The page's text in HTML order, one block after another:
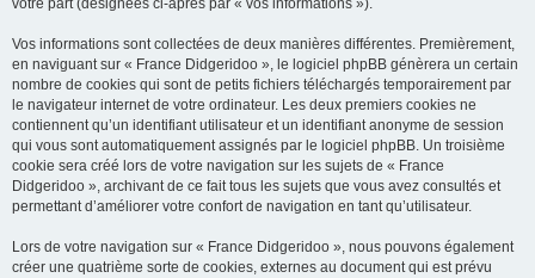
votre part (désignées ci-après par « vos informations »).
Vos informations sont collectées de deux manières différentes. Premièrement,
en naviguant sur « France Didgeridoo », le logiciel phpBB génèrera un certain
nombre de cookies qui sont de petits fichiers téléchargés temporairement par
le navigateur internet de votre ordinateur. Les deux premiers cookies ne
contiennent qu’un identifiant utilisateur et un identifiant anonyme de session
qui vous sont automatiquement assignés par le logiciel phpBB. Un troisième
cookie sera créé lors de votre navigation sur les sujets de « France
Didgeridoo », archivant de ce fait tous les sujets que vous avez consultés et
permettant d’améliorer votre confort de navigation en tant qu’utilisateur.
Lors de votre navigation sur « France Didgeridoo », nous pouvons également
créer une quatrième sorte de cookies, externes au document qui est prévu